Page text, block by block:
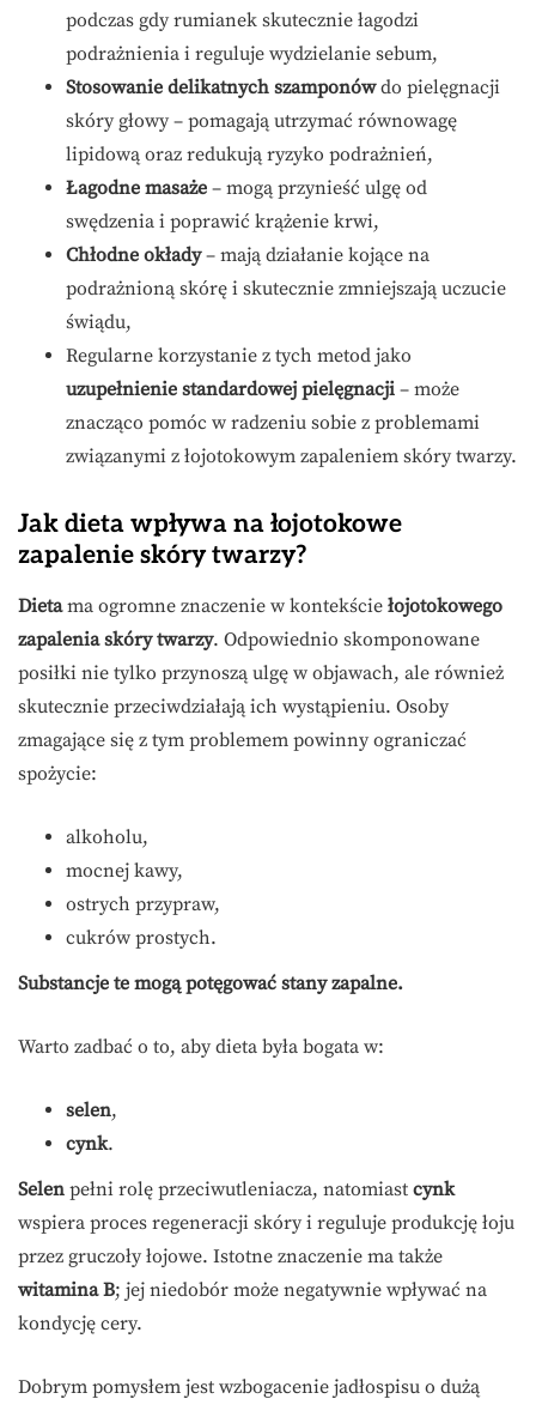
podczas gdy rumianek skutecznie łagodzi
podrażnienia i reguluje wydzielanie sebum,
Stosowanie delikatnych szamponówdo pielęgnacji
skóry głowy – pomagają utrzymać równowagę
lipidową oraz redukują ryzyko podrażnień,
Łagodne masaże – mogą przynieść ulgę od
swędzenia i poprawić krążenie krwi,
Chłodne okłady– mają działanie kojące na
podrażnioną skórę i skutecznie zmniejszają uczucie
świądu,
Regularne korzystanie z tych metod jako
uzupełnienie standardowej pielęgnacji – może
znacząco pomóc w radzeniu sobie z problemami
związanymi z łojotokowym zapaleniem skóry twarzy.
Jak dieta wpływa na łojotokowe
zapalenie skóry twarzy?
Dietama ogromne znaczenie w kontekście łojotokowego
zapalenia skóry twarzy. Odpowiednio skomponowane
posiłki nie tylko przynoszą ulgę w objawach, ale również
skutecznie przeciwdziałają ich wystąpieniu. Osoby
zmagające się z tym problemem powinny ograniczać
spożycie:
alkoholu,
mocnej kawy,
ostrych przypraw,
cukrów prostych.
Substancje te mogą potęgować stany zapalne.
Warto zadbać o to, aby dieta była bogata w:
selen,
cynk.
Selen pełni rolę przeciwutleniacza, natomiast cynk
wspiera proces regeneracji skóry i reguluje produkcję łoju
przez gruczoły łojowe. Istotne znaczenie ma także
witamina B; jej niedobór może negatywnie wpływać na
kondycję cery.
Dobrym pomysłem jest wzbogacenie jadłospisu o dużą